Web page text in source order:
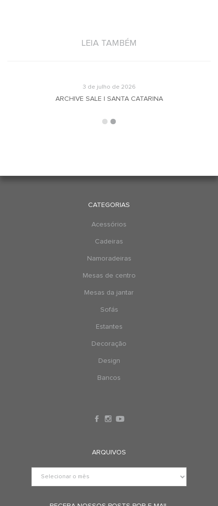
LEIA TAMBÉM
3 de julho de 2026
ARCHIVE SALE | SANTA CATARINA
CATEGORIAS
Acessórios
Cadeiras
Namoradeiras
Mesas de centro
Mesas da jantar
Sofás
Estantes
Decoração
Design
Bancos
ARQUIVOS